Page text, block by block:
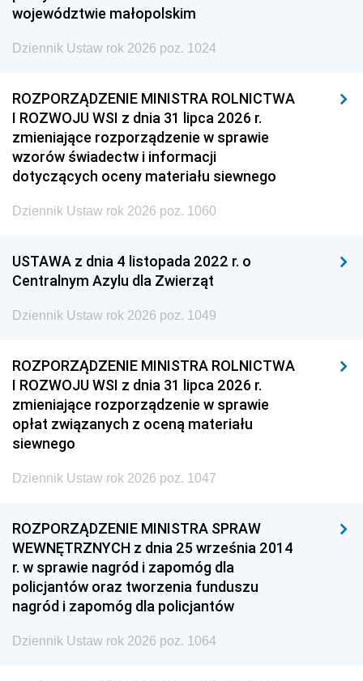
województwie małopolskim
Dziennik Ustaw rok 2026 poz. 1024
ROZPORZĄDZENIE MINISTRA ROLNICTWA
I ROZWOJU WSI z dnia 31 lipca 2026 r.
zmieniające rozporządzenie w sprawie
wzorów świadectw i informacji
dotyczących oceny materiału siewnego
Dziennik Ustaw rok 2026 poz. 1060
USTAWA z dnia 4 listopada 2022 r. o
Centralnym Azylu dla Zwierząt
Dziennik Ustaw rok 2026 poz. 1049
ROZPORZĄDZENIE MINISTRA ROLNICTWA
I ROZWOJU WSI z dnia 31 lipca 2026 r.
zmieniające rozporządzenie w sprawie
opłat związanych z oceną materiału
siewnego
Dziennik Ustaw rok 2026 poz. 1047
ROZPORZĄDZENIE MINISTRA SPRAW
WEWNĘTRZNYCH z dnia 25 września 2014
r. w sprawie nagród i zapomóg dla
policjantów oraz tworzenia funduszu
nagród i zapomóg dla policjantów
Dziennik Ustaw rok 2026 poz. 1064